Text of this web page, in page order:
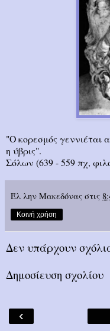
"O κορεσμός γεννιέται
η ύβρις".
Σόλων (639 - 559 πχ,
Έλ λην Μακεδόνας στις
Κοινή χρήση
Δεν υπάρχουν
Δημοσίευση σχολίου
‹